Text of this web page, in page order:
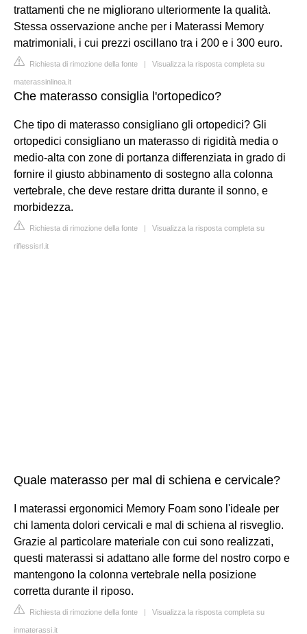
trattamenti che ne migliorano ulteriormente la qualità.
Stessa osservazione anche per i Materassi Memory
matrimoniali, i cui prezzi oscillano tra i 200 e i 300 euro.
Richiesta di rimozione della fonte | Visualizza la risposta completa su
materassinlinea.it
Che materasso consiglia l'ortopedico?
Che tipo di materasso consigliano gli ortopedici? Gli
ortopedici consigliano un materasso di rigidità media o
medio-alta con zone di portanza differenziata in grado di
fornire il giusto abbinamento di sostegno alla colonna
vertebrale, che deve restare dritta durante il sonno, e
morbidezza.
Richiesta di rimozione della fonte | Visualizza la risposta completa su
riflessisrl.it
Quale materasso per mal di schiena e cervicale?
I materassi ergonomici Memory Foam sono l'ideale per
chi lamenta dolori cervicali e mal di schiena al risveglio.
Grazie al particolare materiale con cui sono realizzati,
questi materassi si adattano alle forme del nostro corpo e
mantengono la colonna vertebrale nella posizione
corretta durante il riposo.
Richiesta di rimozione della fonte | Visualizza la risposta completa su
inmaterassi.it